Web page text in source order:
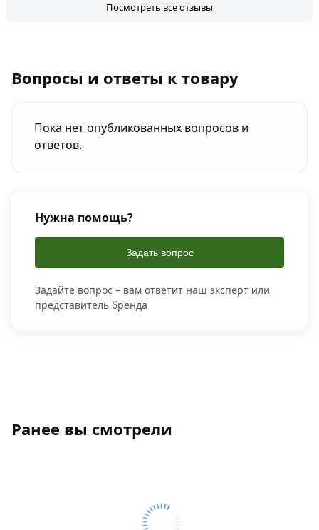
Посмотреть все отзывы
Вопросы и ответы к товару
Пока нет опубликованных вопросов и
ответов.
Нужна помощь?
Задать вопрос
Задайте вопрос – вам ответит наш эксперт или
представитель бренда
Ранее вы смотрели